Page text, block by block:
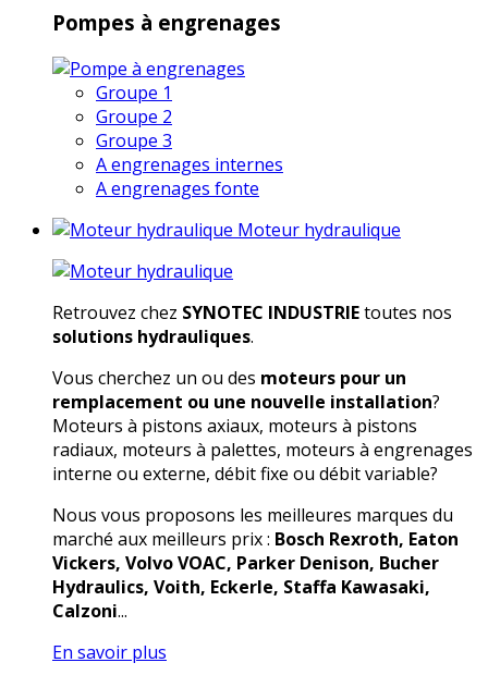
Pompes à engrenages
Groupe 1
Groupe 2
Groupe 3
A engrenages internes
A engrenages fonte
Moteur hydraulique
Retrouvez chez SYNOTEC INDUSTRIEtoutes nos
solutions hydrauliques.
Vous cherchez un ou des moteurs pour un
remplacement ou une nouvelle installation?
Moteurs à pistons axiaux, moteurs à pistons
radiaux, moteurs à palettes, moteurs à engrenages
interne ou externe, débit fixe ou débit variable?
Nous vous proposons les meilleures marques du
marché aux meilleurs prix : Bosch Rexroth, Eaton
Vickers, Volvo VOAC, Parker Denison, Bucher
Hydraulics, Voith, Eckerle, Staffa Kawasaki,
Calzoni...
En savoir plus